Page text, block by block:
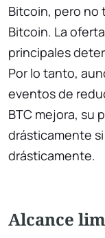
Bitcoin, pero no
Bitcoin. La
principales
Por lo tanto,
eventos de
BTC mejora, su
drásticamente
drásticamente.
Alcance